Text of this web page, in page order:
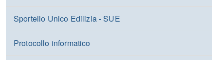
Sportello Unico Edilizia - SUE
Protocollo informatico